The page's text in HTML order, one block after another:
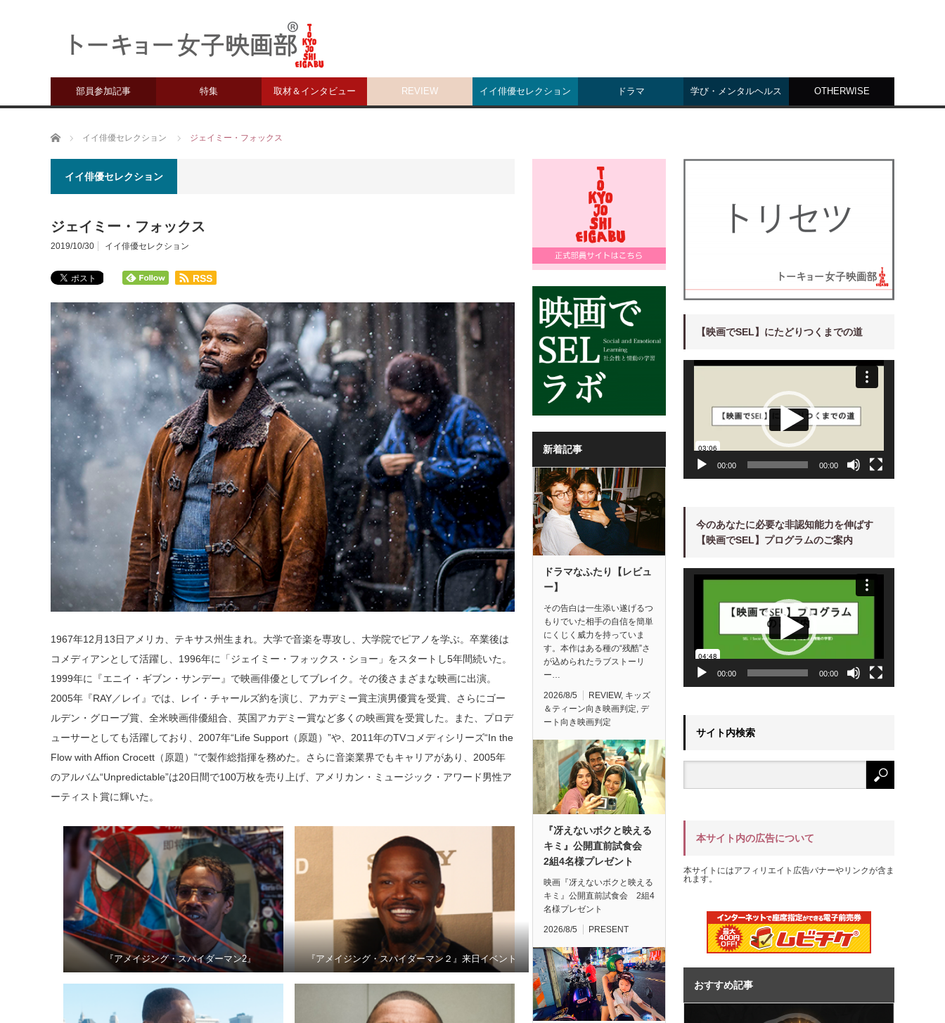
部員参加記事 特集 取材＆インタビュー REVIEW イイ俳優セレクション ドラマ 学び・メンタルヘルス OTHERWISE
ホーム イイ俳優セレクション ジェイミー・フォックス
イイ俳優セレクション
ジェイミー・フォックス
2019/10/30 イイ俳優セレクション
RSS
1967年12月13日アメリカ、テキサス州生まれ。大学で音楽を専攻し、大学院でピアノを学ぶ。卒業後は
コメディアンとして活躍し、1996年に「ジェイミー・フォックス・ショー」をスタートし5年間続いた。
1999年に『エニイ・ギブン・サンデー』で映画俳優としてブレイク。その後さまざまな映画に出演。
2005年『RAY／レイ』では、レイ・チャールズ約を演じ、アカデミー賞主演男優賞を受賞、さらにゴー
ルデン・グローブ賞、全米映画俳優組合、英国アカデミー賞など多くの映画賞を受賞した。また、プロデ
ューサーとしても活躍しており、2007年“Life Support（原題）”や、2011年のTVコメディシリーズ“In the
Flow with Affion Crocett（原題）”で製作総指揮を務めた。さらに音楽業界でもキャリアがあり、2005年
のアルバム“Unpredictable”は20日間で100万枚を売り上げ、アメリカン・ミュージック・アワード男性ア
ーティスト賞に輝いた。
『アメイジング・スパイダーマン2』 『アメイジング・スパイダーマン２』来日イベント
新着記事
ドラマなふたり【レビュ
ー】
その告白は一生添い遂げるつ
もりでいた相手の自信を簡単
にくじく威力を持っていま
す。本作はある種の“残酷”さ
が込められたラブストーリ
ー…
2026/8/5 REVIEW, キッズ
＆ティーン向き映画判定, デ
ート向き映画判定
『冴えないボクと映える
キミ』公開直前試食会
2組4名様プレゼント
映画『冴えないボクと映える
キミ』公開直前試食会 2組4
名様プレゼント
2026/8/5 PRESENT
【映画でSEL】にたどりつくまでの道
00:00 00:00
今のあなたに必要な非認知能力を伸ばす
【映画でSEL】プログラムのご案内
動
00:00 00:00
サイト内検索
本サイト内の広告について
本サイトにはアフィリエイト広告バナーやリンクが含ま
れます。
おすすめ記事